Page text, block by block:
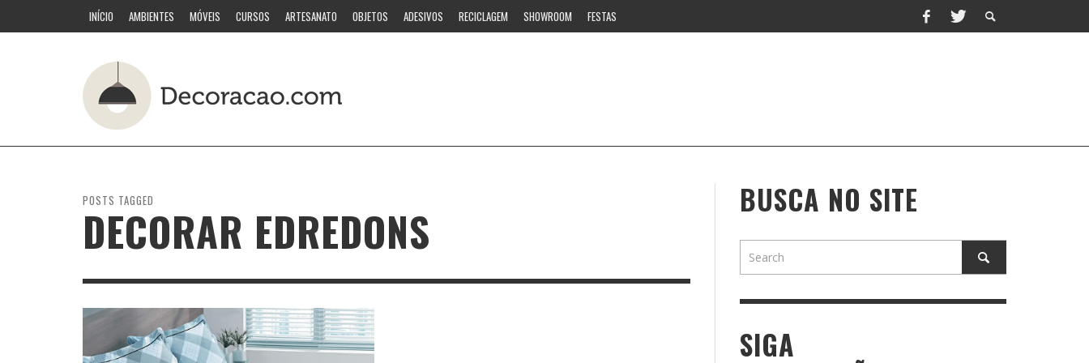
INÍCIO AMBIENTES MÓVEIS CURSOS ARTESANATO OBJETOS ADESIVOS RECICLAGEM SHOWROOM FESTAS
POSTS TAGGED
DECORAR EDREDONS
BUSCA NO SITE
SIGA